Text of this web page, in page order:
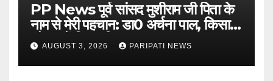
PP News पूर्व सांसद मुशीराम जी पिता के
नाम से मेरी पहचान: डा0 अर्चना पाल, किसान
चौपाल में दिया परिचय
AUGUST 3, 2026 PARIPATI NEWS